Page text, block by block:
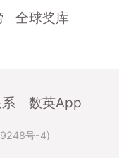
全球奖库
数英App
号-4)